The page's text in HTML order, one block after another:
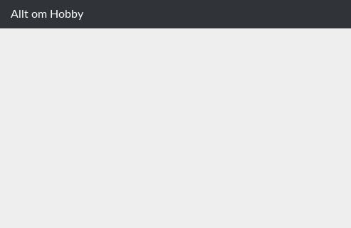
Allt om Hobby